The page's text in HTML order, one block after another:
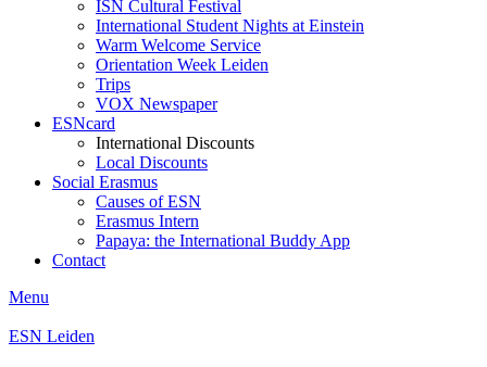
ISN Cultural Festival
International Student Nights at Einstein
Warm Welcome Service
Orientation Week Leiden
Trips
VOX Newspaper
ESNcard
International Discounts
Local Discounts
Social Erasmus
Causes of ESN
Erasmus Intern
Papaya: the International Buddy App
Contact
Menu
ESN Leiden